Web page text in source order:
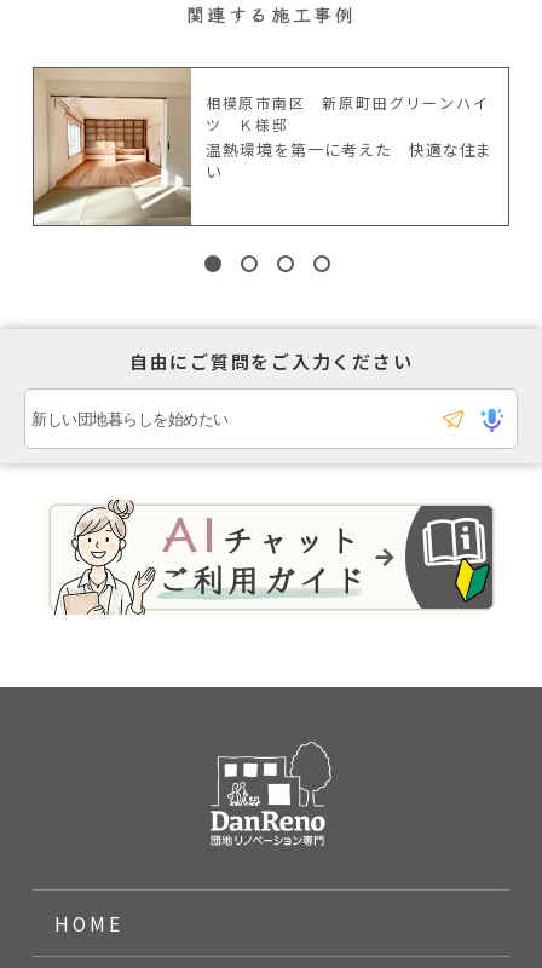
関連する施工事例
相模原市南区 新原町田グリーンハイ
ツ Ｋ様邸
温熱環境を第一に考えた 快適な住ま
い
自由にご質問をご入力ください
HOME